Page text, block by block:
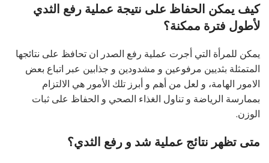
كيف يمكن الحفاظ على نتيجة عملية رفع الثدي
لأطول فترة ممكنة؟
يمكن للمرأة التي أجرت عملية رفع الصدر ان تحافظ على نتائجها
المتمثلة بثديين مرفوعين و مشدودين و جذابين عبر اتباع بعض
الامور الهامة، و لعل من أهم و أبرز تلك الأمور هي الالتزام
بممارسة الرياضة و تناول الغذاء الصحي و الحفاظ على ثبات
الوزن.
متى تظهر نتائج عملية شد و رفع الثدي؟